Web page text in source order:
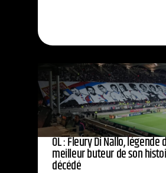
OL : Fleury Di Nallo, légende
meilleur buteur de son
décédé